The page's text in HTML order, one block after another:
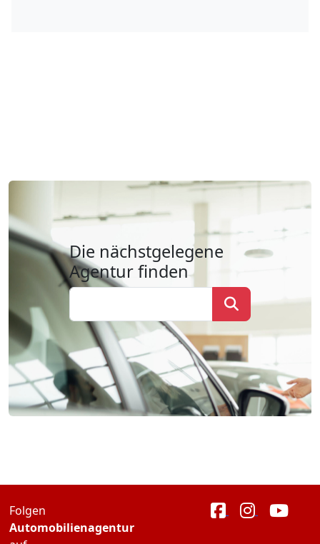
Die nächstgelegene
Agentur finden
Folgen
Automobilienagentur